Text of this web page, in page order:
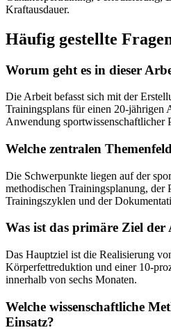
Kraftausdauer.
Häufig gestellte
Worum geht es in dieser
Die Arbeit befasst sich mit der
Trainingsplans für einen 20-jährigen
Anwendung sportwissenschaftlicher
Welche zentralen
Die Schwerpunkte liegen auf der
methodischen Trainingsplanung, der
Trainingszyklen und der
Was ist das primäre Ziel der
Das Hauptziel ist die Realisierung
Körperfettreduktion und einer 10-
innerhalb von sechs Monaten.
Welche wissenschaftliche
Einsatz?